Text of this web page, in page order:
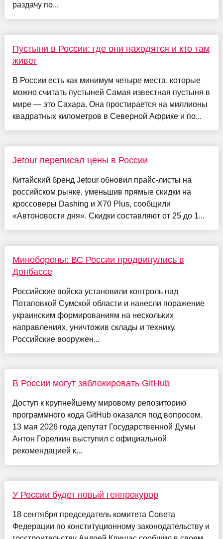
раздачу по...
Пустыни в России: где они находятся и кто там
живет
В России есть как минимум четыре места, которые
можно считать пустыней Самая известная пустыня в
мире — это Сахара. Она простирается на миллионы
квадратных километров в Северной Африке и по...
Jetour переписал цены в России
Китайский бренд Jetour обновил прайс-листы на
российском рынке, уменьшив прямые скидки на
кроссоверы Dashing и X70 Plus, сообщили
«Автоновости дня». Скидки составляют от 25 до 1...
Минобороны: ВС России продвинулись в
Донбассе
Российские войска установили контроль над
Потаповкой Сумской области и нанесли поражение
украинским формированиям на нескольких
направлениях, уничтожив склады и технику.
Российские вооружен...
В России могут заблокировать GitHub
Доступ к крупнейшему мировому репозиторию
программного кода GitHub оказался под вопросом.
13 мая 2026 года депутат Государственной Думы
Антон Горелкин выступил с официальной
рекомендацией к...
У России будет новый генпрокурор
18 сентября председатель комитета Совета
Федерации по конституционному законодательству и